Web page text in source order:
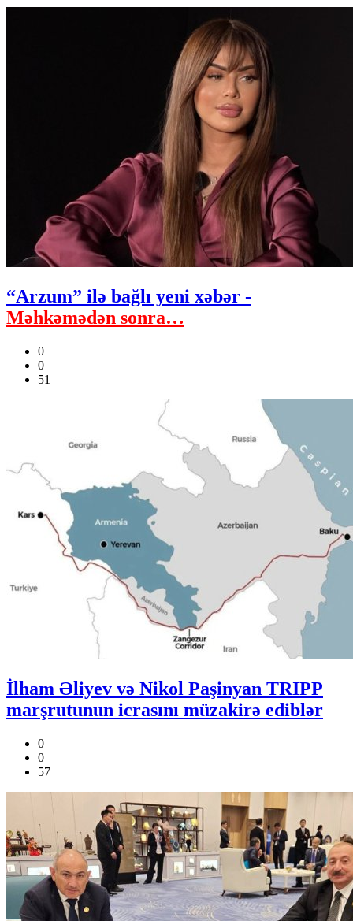
“Arzum” ilə bağlı yeni xəbər -
Məhkəmədən sonra…
0
0
51
İlham Əliyev və Nikol Paşinyan TRIPP
marşrutunun icrasını müzakirə ediblər
0
0
57